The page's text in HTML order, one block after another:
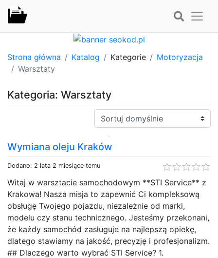
Strona główna Katalog Kategorie
Motoryzacja
Warsztaty
Kategoria: Warsztaty
Sortuj:
Wymiana oleju Kraków
Dodano: 2 lata 2 miesiące temu
Witaj w warsztacie samochodowym **STI Service** z
Krakowa! Nasza misja to zapewnić Ci kompleksową
obsługę Twojego pojazdu, niezależnie od marki,
modelu czy stanu technicznego. Jesteśmy przekonani,
że każdy samochód zasługuje na najlepszą opiekę,
dlatego stawiamy na jakość, precyzję i profesjonalizm.
## Dlaczego warto wybrać STI Service? 1.